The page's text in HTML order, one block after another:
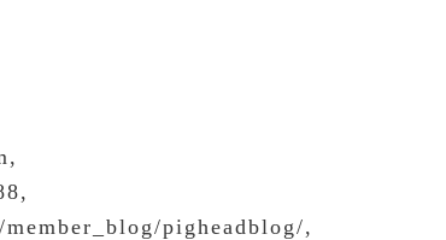
pigheadblog/,